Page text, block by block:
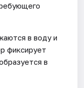
в воду и
фиксирует
в